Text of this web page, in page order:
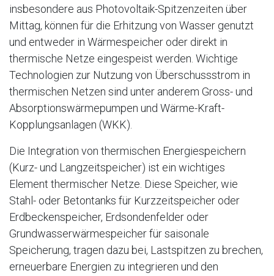
insbesondere aus Photovoltaik-Spitzenzeiten über
Mittag, können für die Erhitzung von Wasser genutzt
und entweder in Wärmespeicher oder direkt in
thermische Netze eingespeist werden. Wichtige
Technologien zur Nutzung von Überschussstrom in
thermischen Netzen sind unter anderem Gross- und
Absorptionswärmepumpen und Wärme-Kraft-
Kopplungsanlagen (WKK).
Die Integration von thermischen Energiespeichern
(Kurz- und Langzeitspeicher) ist ein wichtiges
Element thermischer Netze. Diese Speicher, wie
Stahl- oder Betontanks für Kurzzeitspeicher oder
Erdbeckenspeicher, Erdsondenfelder oder
Grundwasserwärmespeicher für saisonale
Speicherung, tragen dazu bei, Lastspitzen zu brechen,
erneuerbare Energien zu integrieren und den